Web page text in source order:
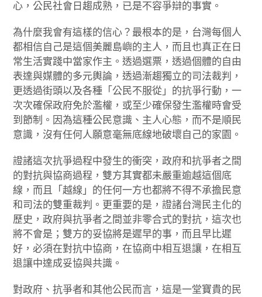
心，公民社會日趨成熟，已是不容爭辯的事實。
為什麼我會有這樣的信心？最根本的是，台灣每個人
都相信自己是這個美麗島嶼的主人，而且也真正在日
常生活實踐中當家作主。透過選票，透過個體的自由
表達與媒體的多元輿論，透過漸趨獨立的司法裁判，
更透過街頭以及各種「公民不服從」的抗爭行動，一
次次確保政府免於濫權，或至少確保發生濫權時會受
到節制。因為這種公民意識、主人心態，而不是順民
意識，沒有任何人願意毫無底線地破壞自己的家園。
證諸這次抗爭過程中發生的衝突，政府和抗爭者之間
的對抗與協商過程，雙方其實都未嚴重逾越這個底
線，而且「越線」的任何一方也都將不得不承擔民意
和司法的雙重裁判。更重要的是，證諸台灣民主化的
歷史，政府與抗爭者之間並非零合式的對抗，這次也
將不會是；雙方的妥協將是遲早的事，而且早比遲
好，必須在對抗中協商，在協商中相互退讓，在相互
退讓中達成妥協與共識。
對政府、抗爭者和其他公民而言，這是一堂寶貴的民